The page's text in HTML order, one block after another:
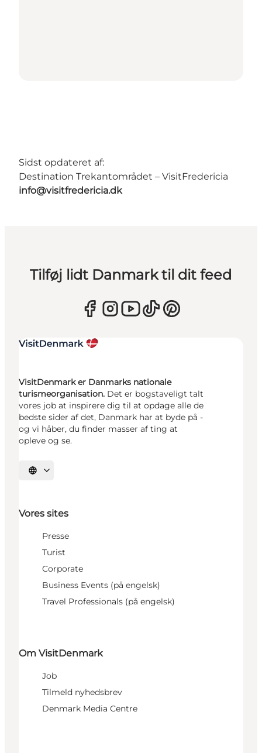
Sidst opdateret af:
Destination Trekantområdet – VisitFredericia
info@visitfredericia.dk
Tilføj lidt Danmark til dit feed
VisitDenmark er Danmarks nationale
turismeorganisation. Det er bogstaveligt talt
vores job at inspirere dig til at opdage alle de
bedste sider af det, Danmark har at byde på -
og vi håber, du finder masser af ting at
opleve og se.
Vælg sprog
Vores sites
Presse
Turist
Corporate
Business Events (på engelsk)
Travel Professionals (på engelsk)
Om VisitDenmark
Job
Tilmeld nyhedsbrev
Denmark Media Centre